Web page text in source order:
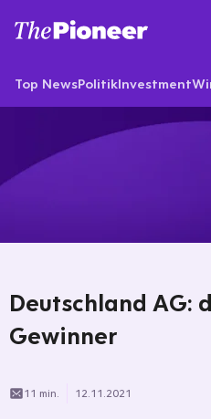
Top NewsPolitikInvestment
Deutschland AG:
Gewinner
11 min. 12.11.2021